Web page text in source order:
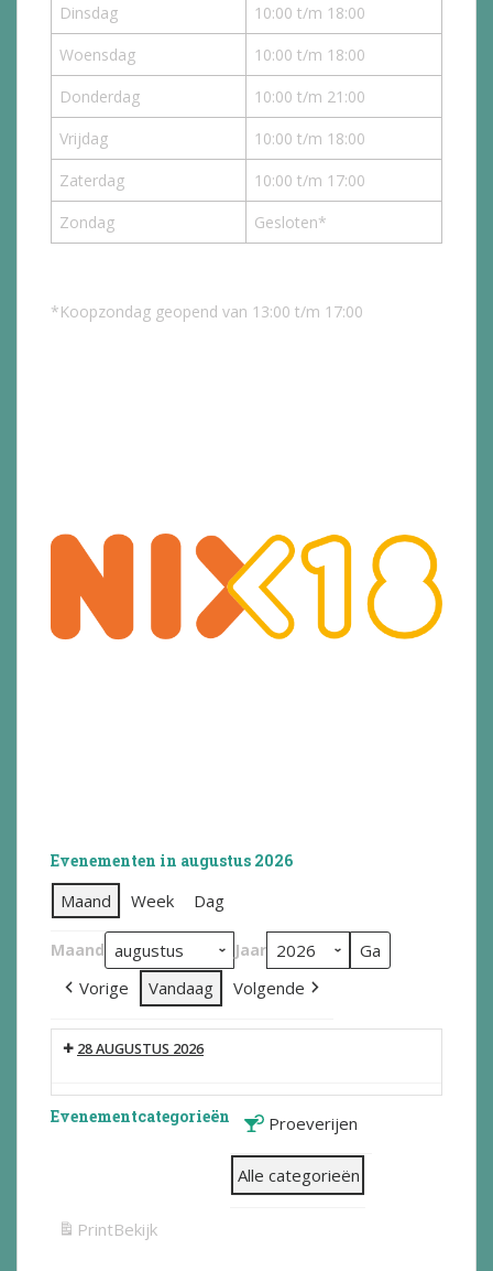
Dinsdag
10:00 t/m 18:00
Woensdag
10:00 t/m 18:00
Donderdag
10:00 t/m 21:00
Vrijdag
10:00 t/m 18:00
Zaterdag
10:00 t/m 17:00
Zondag
Gesloten*
*Koopzondag geopend van 13:00 t/m 17:00
Evenementen in augustus 2026
Maand Week Dag
Maand Jaar
Vorige Vandaag Volgende
28 AUGUSTUS 2026
Evenementcategorieën Proeverijen
Alle categorieën
PrintBekijk